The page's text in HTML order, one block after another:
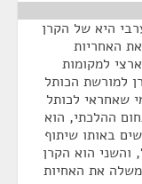
היא של הקרן
האחריות
למקומות
למורשת הכותל
שאחראי לכותל
ההלכתי, הוא
באותו שיתוף
והשני הוא הקרן
את האחיות